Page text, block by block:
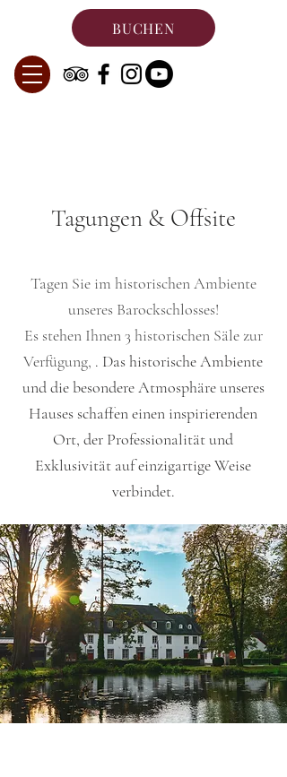
BUCHEN
Tagungen & Offsite
Tagen Sie im historischen Ambiente
unseres Barockschlosses!
Es stehen Ihnen 3historischen Säle zur
Verfügung, . Das historische Ambiente
und die besondere Atmosphäre unseres
Hauses schaffen einen inspirierenden
Ort, der Professionalität und
Exklusivität auf einzigartige Weise
verbindet.